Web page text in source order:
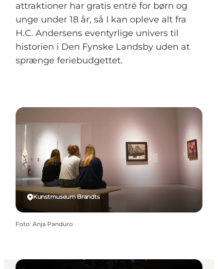
attraktioner har gratis entré for børn og
unge under 18 år, så I kan opleve alt fra
H.C. Andersens eventyrlige univers til
historien i Den Fynske Landsby uden at
sprænge feriebudgettet.
Kunstmuseum Brandts
Foto: Anja Panduro